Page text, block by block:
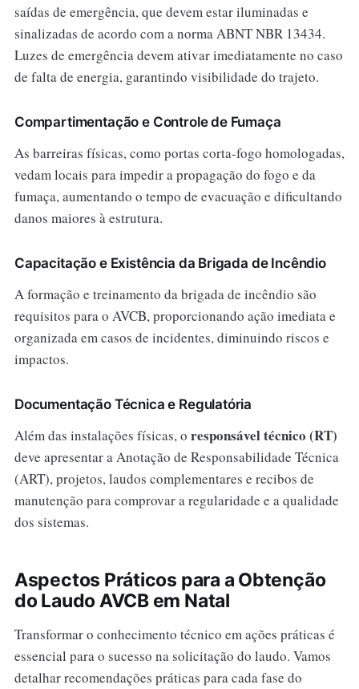
saídas de emergência, que devem estar iluminadas e
sinalizadas de acordo com a norma ABNT NBR 13434.
Luzes de emergência devem ativar imediatamente no caso
de falta de energia, garantindo visibilidade do trajeto.
Compartimentação e Controle de Fumaça
As barreiras físicas, como portas corta-fogo homologadas,
vedam locais para impedir a propagação do fogo e da
fumaça, aumentando o tempo de evacuação e dificultando
danos maiores à estrutura.
Capacitação e Existência da Brigada de Incêndio
A formação e treinamento da brigada de incêndio são
requisitos para o AVCB, proporcionando ação imediata e
organizada em casos de incidentes, diminuindo riscos e
impactos.
Documentação Técnica e Regulatória
Além das instalações físicas, o responsável técnico (RT)
deve apresentar a Anotação de Responsabilidade Técnica
(ART), projetos, laudos complementares e recibos de
manutenção para comprovar a regularidade e a qualidade
dos sistemas.
Aspectos Práticos para a Obtenção
do Laudo AVCB em Natal
Transformar o conhecimento técnico em ações práticas é
essencial para o sucesso na solicitação do laudo. Vamos
detalhar recomendações práticas para cada fase do